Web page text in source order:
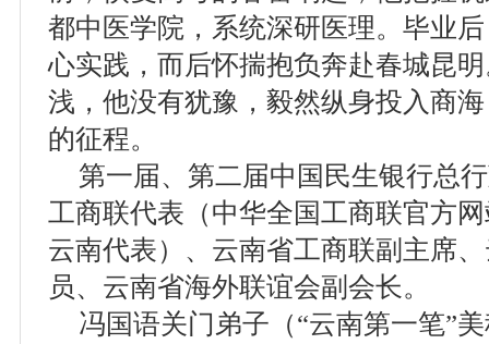
都中医学院，系统深研医理。毕业
心实践，而后怀揣抱负奔赴春城昆
浅，他没有犹豫，毅然纵身投入商
的征程。
第一届、第二届中国民生银行总
工商联代表（中华全国工商联官方
云南代表）、云南省工商联副主席
员、云南省海外联谊会副会长。
冯国语关门弟子（“云南第一笔”